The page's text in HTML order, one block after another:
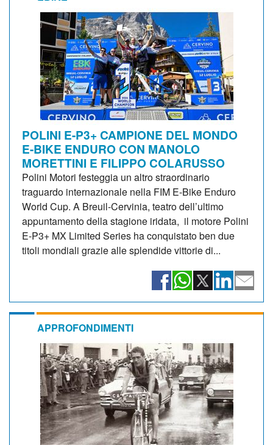
POLINI E-P3+ CAMPIONE DEL MONDO
E-BIKE ENDURO CON MANOLO
MORETTINI E FILIPPO COLARUSSO
Polini Motori festeggia un altro straordinario
traguardo internazionale nella FIM E-Bike Enduro
World Cup. A Breuil-Cervinia, teatro dell’ultimo
appuntamento della stagione iridata, il motore Polini
E-P3+ MX Limited Series ha conquistato ben due
titoli mondiali grazie alle splendide vittorie di...
APPROFONDIMENTI